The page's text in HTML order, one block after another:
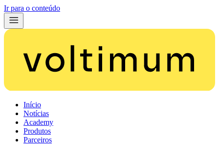
Ir para o conteúdo
Início
Notícias
Academy
Produtos
Parceiros